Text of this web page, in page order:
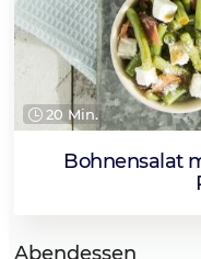
20 Min.
Bohnensalat
Abendessen